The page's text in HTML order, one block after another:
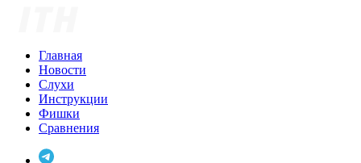
Главная
Новости
Слухи
Инструкции
Фишки
Сравнения